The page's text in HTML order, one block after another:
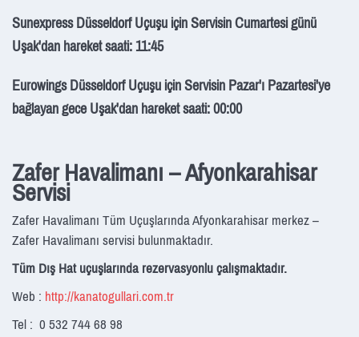
Sunexpress Düsseldorf Uçuşu için Servisin Cumartesi günü
Uşak'dan hareket saati: 11:45
Eurowings Düsseldorf Uçuşu için Servisin Pazar'ı Pazartesi'ye
bağlayan gece Uşak'dan hareket saati: 00:00
Zafer Havalimanı – Afyonkarahisar
Servisi
Zafer Havalimanı Tüm Uçuşlarında Afyonkarahisar merkez –
Zafer Havalimanı servisi bulunmaktadır.
Tüm Dış Hat uçuşlarında rezervasyonlu çalışmaktadır.
Web : http://kanatogullari.com.tr
Tel : 0 532 744 68 98